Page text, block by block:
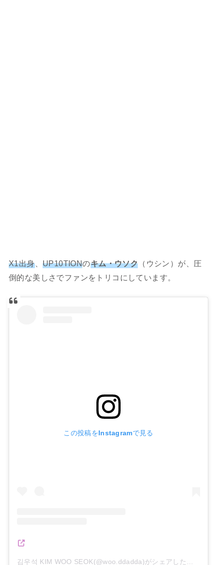
X1出身、 UP10TIONのキム・ウソク （ウシン）が、圧
倒的な美しさでファンをトリコにしています。
この投稿をInstagramで見る